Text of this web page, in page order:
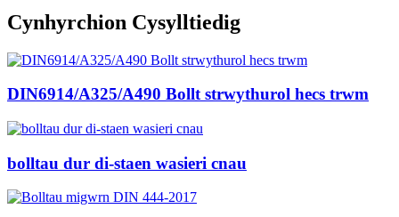
Cynhyrchion Cysylltiedig
DIN6914/A325/A490 Bollt strwythurol hecs trwm
bolltau dur di-staen wasieri cnau